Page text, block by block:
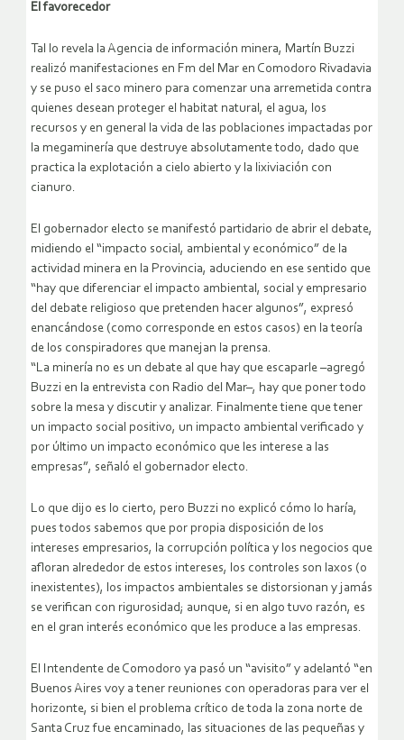
El favorecedor
Tal lo revela la Agencia de información minera, Martín Buzzi
realizó manifestaciones en Fm del Mar en Comodoro Rivadavia
y se puso el saco minero para comenzar una arremetida contra
quienes desean proteger el habitat natural, el agua, los
recursos y en general la vida de las poblaciones impactadas por
la megaminería que destruye absolutamente todo, dado que
practica la explotación a cielo abierto y la lixiviación con
cianuro.
El gobernador electo se manifestó partidario de abrir el debate,
midiendo el “impacto social, ambiental y económico” de la
actividad minera en la Provincia, aduciendo en ese sentido que
“hay que diferenciar el impacto ambiental, social y empresario
del debate religioso que pretenden hacer algunos”, expresó
enancándose (como corresponde en estos casos) en la teoría
de los conspiradores que manejan la prensa.
“La minería no es un debate al que hay que escaparle –agregó
Buzzi en la entrevista con Radio del Mar–, hay que poner todo
sobre la mesa y discutir y analizar. Finalmente tiene que tener
un impacto social positivo, un impacto ambiental verificado y
por último un impacto económico que les interese a las
empresas”, señaló el gobernador electo.
Lo que dijo es lo cierto, pero Buzzi no explicó cómo lo haría,
pues todos sabemos que por propia disposición de los
intereses empresarios, la corrupción política y los negocios que
afloran alrededor de estos intereses, los controles son laxos (o
inexistentes), los impactos ambientales se distorsionan y jamás
se verifican con rigurosidad; aunque, si en algo tuvo razón, es
en el gran interés económico que les produce a las empresas.
El Intendente de Comodoro ya pasó un “avisito” y adelantó “en
Buenos Aires voy a tener reuniones con operadoras para ver el
horizonte, si bien el problema crítico de toda la zona norte de
Santa Cruz fue encaminado, las situaciones de las pequeñas y